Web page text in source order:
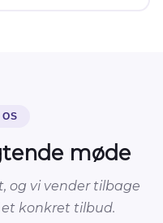
møde
og vi vender tilbage
konkret tilbud.